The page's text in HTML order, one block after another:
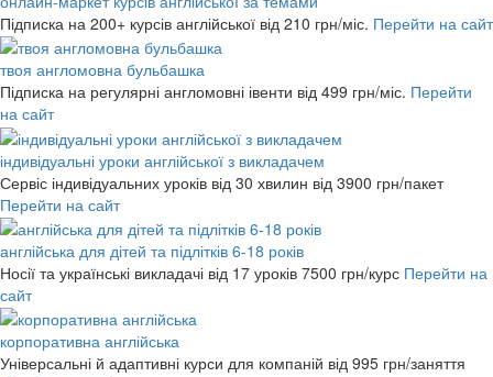
Підписка на 200+ курсів англійської від 210 грн/міс. Перейти на сайт
твоя англомовна бульбашка
Підписка на регулярні англомовні івенти від 499 грн/міс. Перейти
на сайт
індивідуальні уроки англійської з викладачем
Сервіс індивідуальних уроків від 30 хвилин від 3900 грн/пакет
Перейти на сайт
англійська для дітей та підлітків 6-18 років
Носії та українські викладачі від 17 уроків 7500 грн/курс Перейти на
сайт
корпоративна англійська
Універсальні й адаптивні курси для компаній від 995 грн/заняття